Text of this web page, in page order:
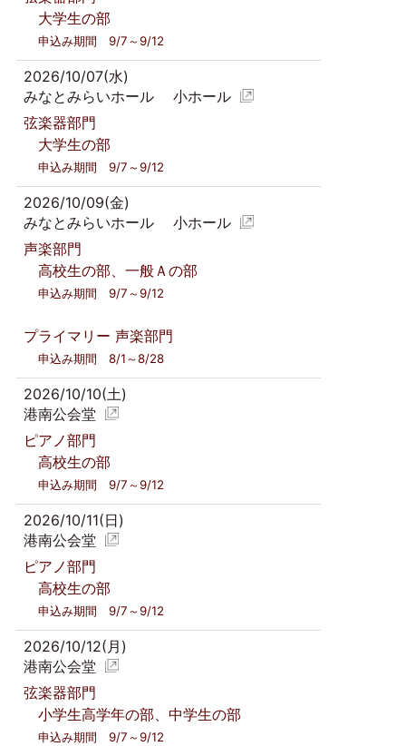
大学生の部
申込み期間 9/7～9/12
2026/10/07(水)
みなとみらいホール 小ホール
弦楽器部門
大学生の部
申込み期間 9/7～9/12
2026/10/09(金)
みなとみらいホール 小ホール
声楽部門
高校生の部、一般Ａの部
申込み期間 9/7～9/12
プライマリー 声楽部門
申込み期間 8/1～8/28
2026/10/10(土)
港南公会堂
ピアノ部門
高校生の部
申込み期間 9/7～9/12
2026/10/11(日)
港南公会堂
ピアノ部門
高校生の部
申込み期間 9/7～9/12
2026/10/12(月)
港南公会堂
弦楽器部門
小学生高学年の部、中学生の部
申込み期間 9/7～9/12